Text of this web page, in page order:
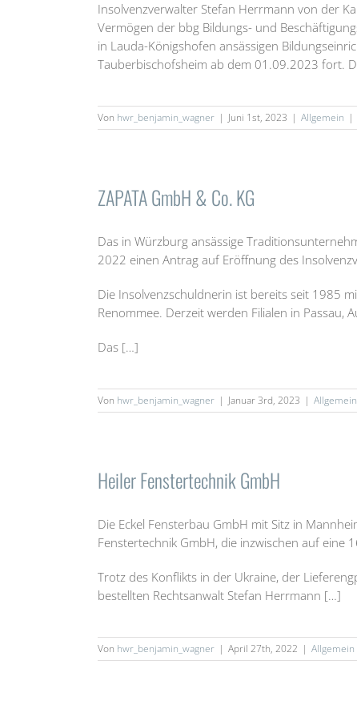
Insolvenzverwalter Stefan Herrmann von der
Vermögen der bbg Bildungs- und
in Lauda-Königshofen ansässigen
Tauberbischofsheim ab dem 01.09.2023 fort.
Von hwr_benjamin_wagner | Juni 1st, 2023 | Allgemein |
ZAPATA GmbH & Co. KG
Das in Würzburg ansässige
2022 einen Antrag auf Eröffnung des
Die Insolvenzschuldnerin ist bereits seit 1985
Renommee. Derzeit werden Filialen in Passau,
Das […]
Von hwr_benjamin_wagner | Januar 3rd, 2023 | Allgemein
Heiler Fenstertechnik GmbH
Die Eckel Fensterbau GmbH mit Sitz in
Fenstertechnik GmbH, die inzwischen auf eine
Trotz des Konflikts in der Ukraine, der
bestellten Rechtsanwalt Stefan Herrmann […]
Von hwr_benjamin_wagner | April 27th, 2022 | Allgemein